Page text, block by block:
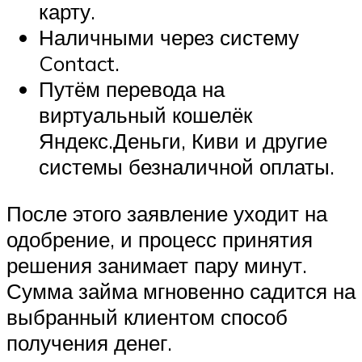
карту.
Наличными через систему
Contact.
Путём перевода на
виртуальный кошелёк
Яндекс.Деньги, Киви и другие
системы безналичной оплаты.
После этого заявление уходит на
одобрение, и процесс принятия
решения занимает пару минут.
Сумма займа мгновенно садится на
выбранный клиентом способ
получения денег.